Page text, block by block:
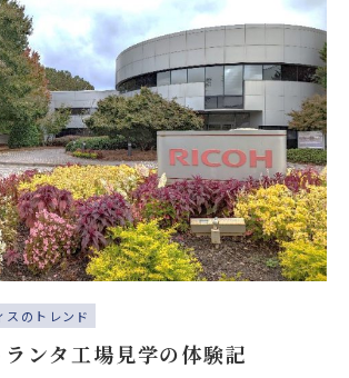
スのトレンド
ンタ工場見学の体験記